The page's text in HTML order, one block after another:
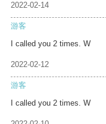
2022-02-14
游客
I called you 2 times. W
2022-02-12
游客
I called you 2 times. W